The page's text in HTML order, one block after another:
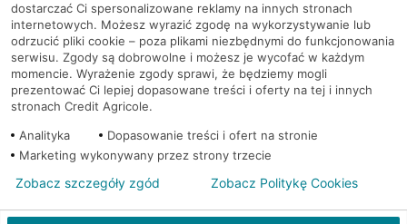
Regulamin serwisu
Mapa serwisu
PolitykaCookies
© 2026 Credit Agricole Bank Polska S.A. Wszelkie prawa zastrzeżone
dostarczać Ci spersonalizowane reklamy na innych stronach
internetowych. Możesz wyrazić zgodę na wykorzystywanie lub
odrzucić pliki cookie – poza plikami niezbędnymi do funkcjonowania
serwisu. Zgody są dobrowolne i możesz je wycofać w każdym
momencie. Wyrażenie zgody sprawi, że będziemy mogli
prezentować Ci lepiej dopasowane treści i oferty na tej i innych
stronach Credit Agricole.
Analityka
Dopasowanie treści i ofert na stronie
Marketing wykonywany przez strony trzecie
Zobacz szczegóły zgód Zobacz Politykę Cookies